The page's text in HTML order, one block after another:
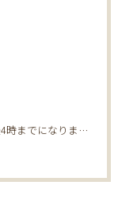
１０日(金)の施術は、午後4時までになります。